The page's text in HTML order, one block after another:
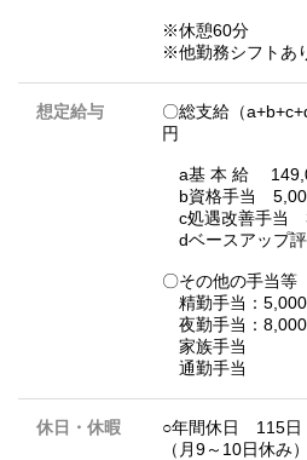
※休憩60分
※他勤務シフトあ
想定給与
〇総支給（
円
a基 本 給
b資格手当
c処遇改善手当
dベースアップ
〇その他の手当等
精勤手当：
夜勤手当：
家族手当
通勤手当
休日・休暇
○年間休日 115日
（月9～10日休み）